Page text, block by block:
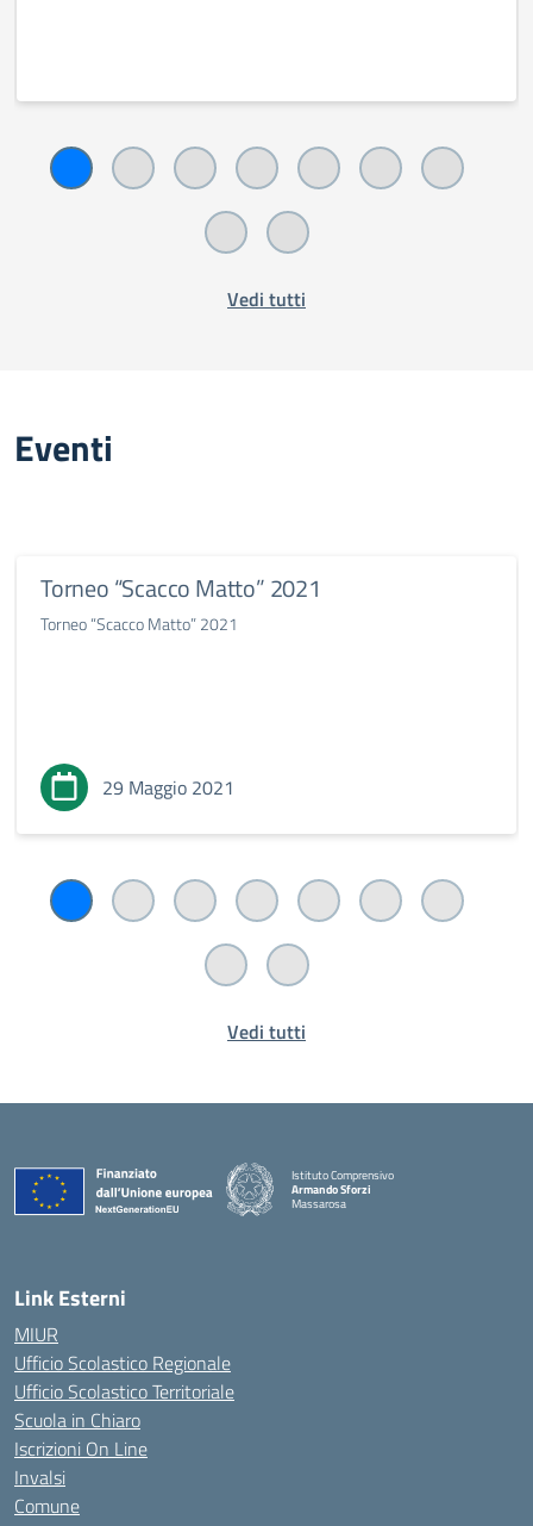
Vedi tutti
Eventi
Torneo “Scacco Matto” 2021
Torneo “Scacco Matto” 2021
29 Maggio 2021
Vedi tutti
Istituto Comprensivo
Armando Sforzi
Massarosa
Link Esterni
MIUR
Ufficio Scolastico Regionale
Ufficio Scolastico Territoriale
Scuola in Chiaro
Iscrizioni On Line
Invalsi
Comune